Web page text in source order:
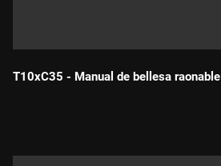
T10xC35 - Manual de bellesa raonable